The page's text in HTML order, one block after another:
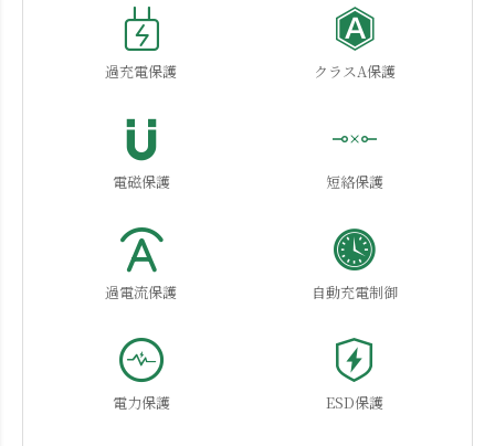
過充電保護 クラスA保護
電磁保護 短絡保護
過電流保護 自動充電制御
電力保護 ESD保護